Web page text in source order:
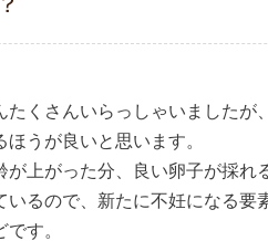
くさんいらっしゃいましたが、
うが良いと思います。
上がった分、良い卵子が採れ
るので、新たに不妊になる要
す。